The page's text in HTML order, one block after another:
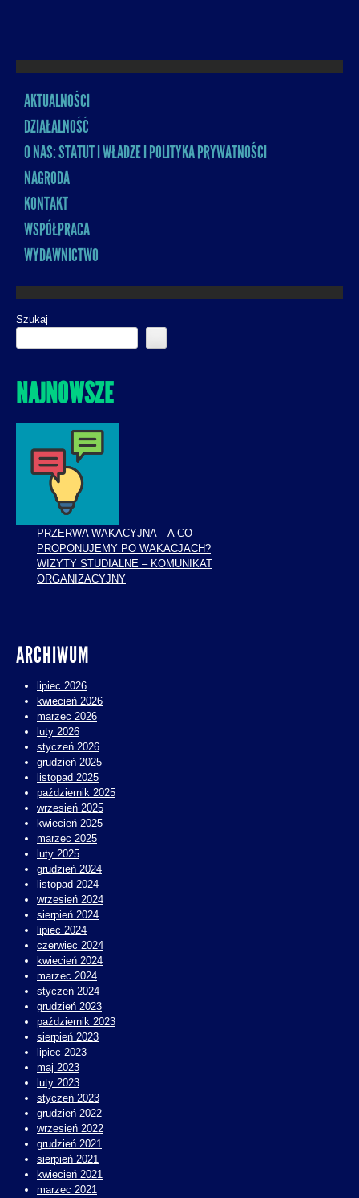
MENU
AKTUALNOŚCI
DZIAŁALNOŚĆ
O NAS: STATUT I WŁADZE I POLITYKA PRYWATNOŚCI
NAGRODA
KONTAKT
WSPÓŁPRACA
WYDAWNICTWO
Szukaj
NAJNOWSZE
PRZERWA WAKACYJNA – A CO
PROPONUJEMY PO WAKACJACH?
WIZYTY STUDIALNE – KOMUNIKAT
ORGANIZACYJNY
ARCHIWUM
lipiec 2026
kwiecień 2026
marzec 2026
luty 2026
styczeń 2026
grudzień 2025
listopad 2025
październik 2025
wrzesień 2025
kwiecień 2025
marzec 2025
luty 2025
grudzień 2024
listopad 2024
wrzesień 2024
sierpień 2024
lipiec 2024
czerwiec 2024
kwiecień 2024
marzec 2024
styczeń 2024
grudzień 2023
październik 2023
sierpień 2023
lipiec 2023
maj 2023
luty 2023
styczeń 2023
grudzień 2022
wrzesień 2022
grudzień 2021
sierpień 2021
kwiecień 2021
marzec 2021